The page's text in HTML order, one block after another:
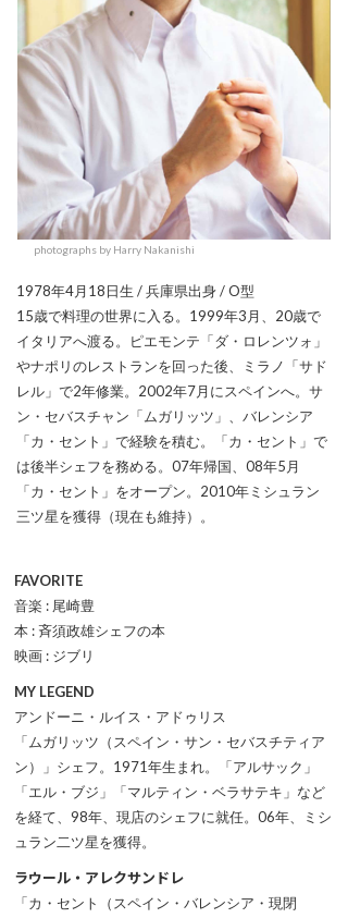
photographs by Harry Nakanishi
1978年4月18日生 / 兵庫県出身 / O型
15歳で料理の世界に入る。1999年3月、20歳で
イタリアへ渡る。ピエモンテ「ダ・ロレンツォ」
やナポリのレストランを回った後、ミラノ「サド
レル」で2年修業。2002年7月にスペインへ。サ
ン・セバスチャン「ムガリッツ」、バレンシア
「カ・セント」で経験を積む。「カ・セント」で
は後半シェフを務める。07年帰国、08年5月
「カ・セント」をオープン。2010年ミシュラン
三ツ星を獲得（現在も維持）。
FAVORITE
音楽 : 尾崎豊
本 : 斉須政雄シェフの本
映画 : ジブリ
MY LEGEND
アンドーニ・ルイス・アドゥリス
「ムガリッツ（スペイン・サン・セバスチティア
ン）」シェフ。1971年生まれ。「アルサック」
「エル・ブジ」「マルティン・ベラサテキ」など
を経て、98年、現店のシェフに就任。06年、ミシ
ュラン二ツ星を獲得。
ラウール・アレクサンドレ
「カ・セント（スペイン・バレンシア・現閉